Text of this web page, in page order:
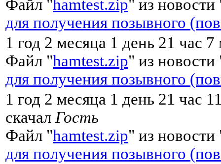
Файл "hamtest.zip" из новости
для получения позывного
1 год 2 месяца 1 день 21 час
Файл "hamtest.zip" из новости
для получения позывного
1 год 2 месяца 1 день 21 час
скачал Гость
Файл "hamtest.zip" из новости
для получения позывного